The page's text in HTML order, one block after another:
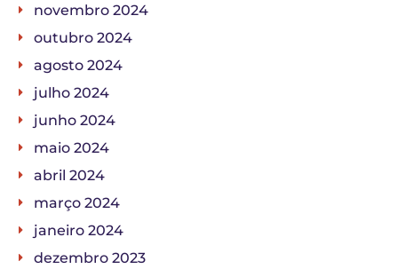
novembro 2024
outubro 2024
agosto 2024
julho 2024
junho 2024
maio 2024
abril 2024
março 2024
janeiro 2024
dezembro 2023